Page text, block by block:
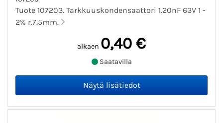
Tuote 107203. Tarkkuuskondensaattori 1.20nF 63V 1 -
2% r.7.5mm.
alkaen 0,40 €
Saatavilla